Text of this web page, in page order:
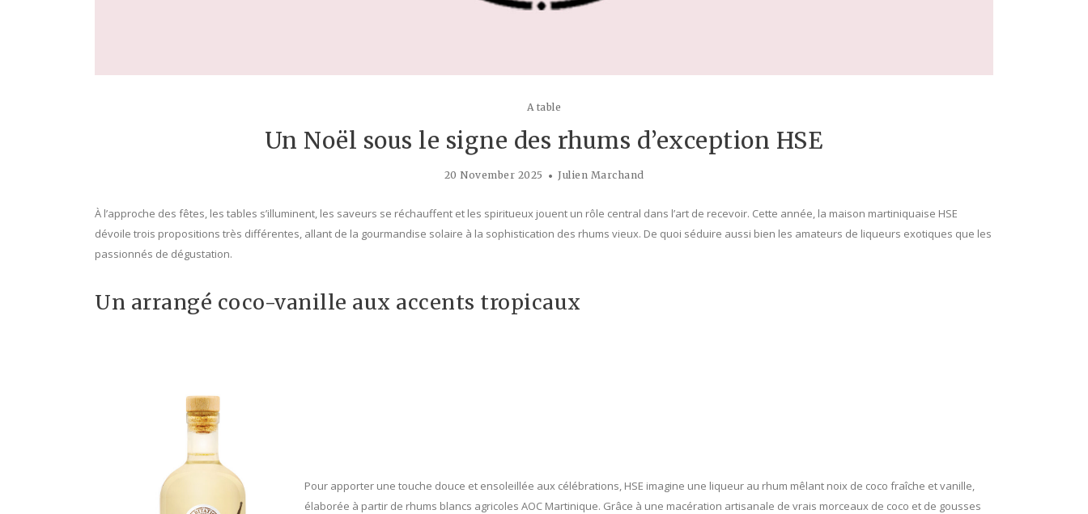
A table
Un Noël sous le signe des rhums d’exception HSE
20 November 2025 Julien Marchand
À l’approche des fêtes, les tables s’illuminent, les saveurs se réchauffent et les spiritueux jouent un rôle central dans l’art de recevoir. Cette année, la maison martiniquaise HSE
dévoile trois propositions très différentes, allant de la gourmandise solaire à la sophistication des rhums vieux. De quoi séduire aussi bien les amateurs de liqueurs exotiques que les
passionnés de dégustation.
Un arrangé coco-vanille aux accents tropicaux
Pour apporter une touche douce et ensoleillée aux célébrations, HSE imagine une liqueur au rhum mêlant noix de coco fraîche et vanille,
élaborée à partir de rhums blancs agricoles AOC Martinique. Grâce à une macération artisanale de vrais morceaux de coco et de gousses